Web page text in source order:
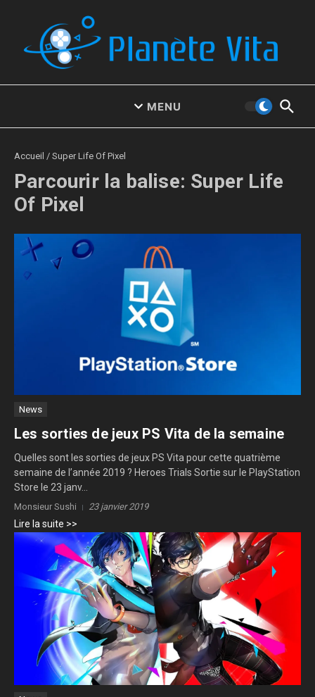
MENU
Accueil / Super Life Of Pixel
Parcourir la balise: Super Life
Of Pixel
News
Les sorties de jeux PS Vita de la semaine
Quelles sont les sorties de jeux PS Vita pour cette quatrième
semaine de l’année 2019 ? Heroes Trials Sortie sur le PlayStation
Store le 23 janv...
Monsieur Sushi 23 janvier 2019
Lire la suite >>